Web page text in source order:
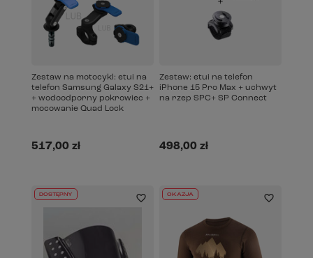
Zestaw na motocykl: etui na
telefon Samsung Galaxy S21+
+ wodoodporny pokrowiec +
mocowanie Quad Lock
517,00 zł
Zestaw: etui na telefon
iPhone 15 Pro Max + uchwyt
na rzep SPC+ SP Connect
498,00 zł
DOSTĘPNY OKAZJA